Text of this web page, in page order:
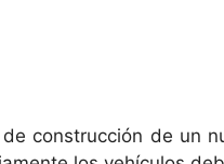
construcción de un